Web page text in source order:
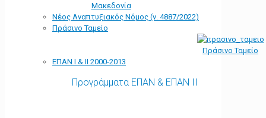
Μακεδονία
Νέος Αναπτυξιακός Νόμος (ν. 4887/2022)
Πράσινο Ταμείο
Πράσινο Ταμείο
ΕΠΑΝ Ι & ΙΙ 2000-2013
Προγράμματα ΕΠΑΝ & ΕΠΑΝ ΙΙ